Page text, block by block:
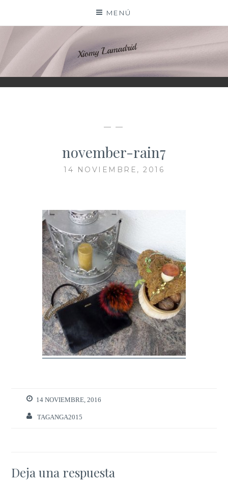
contenido
MENÚ
XIOMY LAMADRID
— —
november-rain7
14 NOVIEMBRE, 2016
14 NOVIEMBRE, 2016
TAGANGA2015
Deja una respuesta